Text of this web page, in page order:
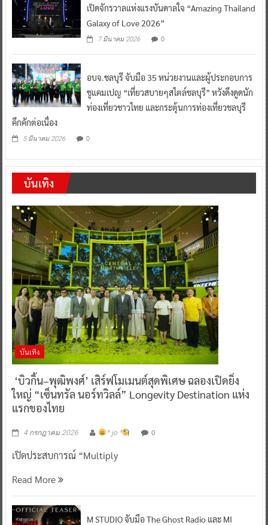
เปิดจักรวาลแห่งแรงบันดาลใจ “Amazing Thailand
Galaxy of Love 2026”
7 มีนาคม 2026 0
อบจ.ชลบุรี จับมือ 35 หน่วยงานและผู้ประกอบการ
ชูแคมเปญ “เที่ยวสบายๆสไตล์ชลบุรี” หวังดึงดูดนัก
ท่องเที่ยวชาวไทย และกระตุ้นการท่องเที่ยวชลบุรี
คึกคักต่อเนื่อง
5 มีนาคม 2026 0
บันเทิง
บันเทิง
‘บิวกิ้น–พุฒิพงศ์’ เสิร์ฟโมเมนต์สุดพิเศษ ฉลองเปิดยิ่ง
ใหญ่ “เซ็นทรัล นอร์ทวิลล์” Longevity Destination แห่ง
แรกของไทย
4 กรกฎาคม 2026 ^ jo ^ 0
เปิดประสบการณ์ “Multiply
Read More
M STUDIO จับมือ The Ghost Radio และ MI